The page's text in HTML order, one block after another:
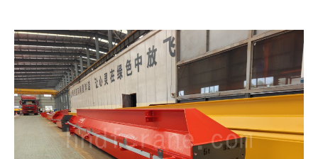
Čeština
Беларуская мова
Kiswahili
Dansk
Norsk
O‘zbekcha